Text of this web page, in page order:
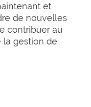
et
de nouvelles
contribuer au
gestion de